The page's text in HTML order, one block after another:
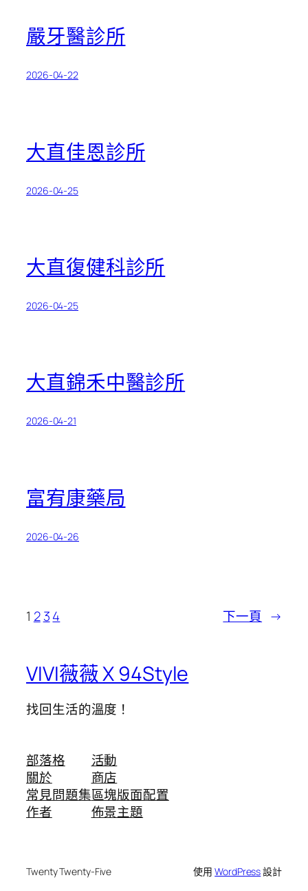
嚴牙醫診所
2026-04-22
大直佳恩診所
2026-04-25
大直復健科診所
2026-04-25
大直錦禾中醫診所
2026-04-21
富宥康藥局
2026-04-26
1 2 34 下一頁 →
VIVI薇薇 X 94Style
找回生活的溫度！
部落格
關於
常見問題集
作者
活動
商店
區塊版面配置
佈景主題
Twenty Twenty-Five 使用WordPress設計